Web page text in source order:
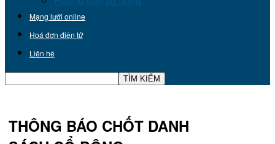
Mạng lưới online
Hoá đơn điện tử
Liên hệ
THÔNG BÁO CHỐT DANH